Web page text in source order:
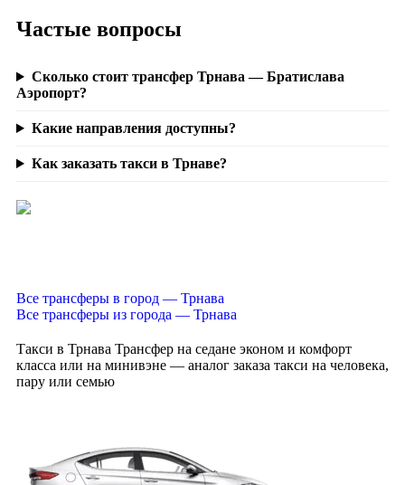
Частые вопросы
Сколько стоит трансфер Трнава — Братислава
Аэропорт?
Какие направления доступны?
Как заказать такси в Трнаве?
Все трансферы в город — Трнава
Все трансферы из города — Трнава
Такси в Трнава Трансфер на седане эконом и комфорт
класса или на минивэне — аналог заказа такси на человека,
пару или семью